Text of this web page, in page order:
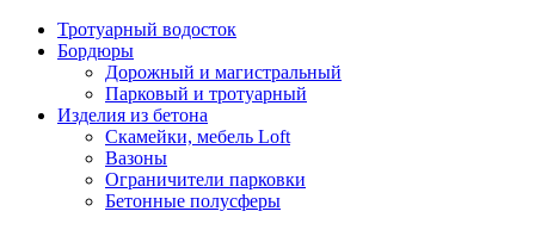
Тротуарный водосток
Бордюры
Дорожный и магистральный
Парковый и тротуарный
Изделия из бетона
Скамейки, мебель Loft
Вазоны
Ограничители парковки
Бетонные полусферы